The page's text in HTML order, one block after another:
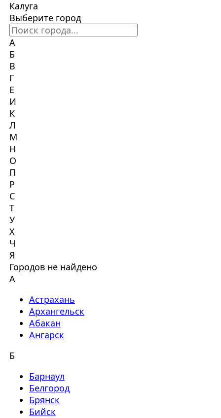
Калуга
Выберите город
А
Б
В
Г
Е
И
К
Л
М
Н
О
П
Р
С
Т
У
Х
Ч
Я
Городов не найдено
А
Астрахань
Архангельск
Абакан
Ангарск
Б
Барнаул
Белгород
Брянск
Бийск